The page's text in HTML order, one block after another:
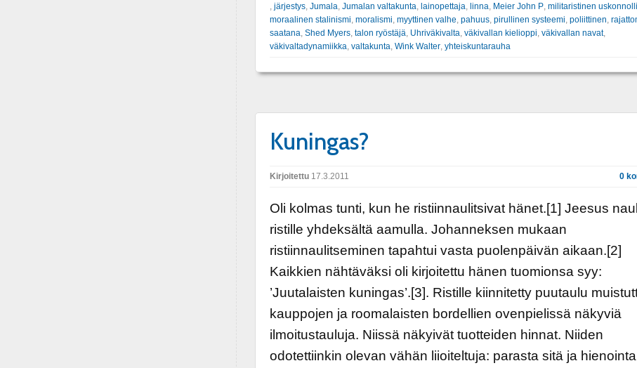
järjestys, Jumala Jumalan valtakunta lainopettaja linna Meier John P, militaristinen
moraalinen stalinismi moralismi myyttinen valhe pahuus, pirullinen systeemi poliittinen
saatana Shed Myers, talon ryöstäjä Uhriväkivalta väkivallan kielioppi väkivallan navat,
väkivaltadynamiikka valtakunta Wink Walter, yhteiskuntarauha
Kuningas?
Kirjoitettu17.3.2011 0
Oli kolmas tunti, kun he ristiinnaulitsivat hänet.[1] Jeesus
ristille yhdeksältä aamulla. Johanneksen mukaan
ristiinnaulitseminen tapahtui vasta puolenpäivän aikaan.[2]
Kaikkien nähtäväksi oli kirjoitettu hänen tuomionsa syy:
’Juutalaisten kuningas’.[3]. Ristille kiinnitetty puutaulu
kauppojen ja roomalaisten bordellien ovenpielissä näkyviä
ilmoitustauluja. Niissä näkyivät tuotteiden hinnat. Niiden
odotettiinkin olevan vähän liioiteltuja: parasta sitä ja